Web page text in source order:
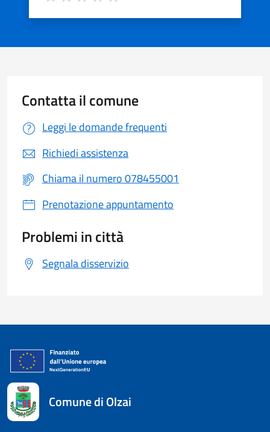
Contatta il comune
Leggi le domande frequenti
Richiedi assistenza
Chiama il numero 078455001
Prenotazione appuntamento
Problemi in città
Segnala disservizio
Comune di Olzai